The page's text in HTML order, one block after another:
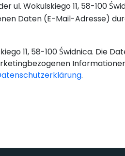
gemäß Art. 398 des Gesetzes vom 12. Juli 2024 über das Recht der elektronischen
und marketingbezogenen Informationen gemäß Art. 6 Abs. 1 Buchstabe a) der Datenschutz-
11, 58-100 Świdnica. Die
.